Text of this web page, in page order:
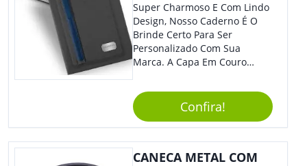
Super Charmoso E Com Lindo
Design, Nosso Caderno É O
Brinde Certo Para Ser
Personalizado Com Sua
Marca. A Capa Em Couro
Elástico Permite Maior
Segurança Ao Carregá-Lo.
Ofereça A Seus Clientes E
Colaboradores, Sem Dúvidas
Eles Irão Adorar.
Confira!
CANECA METAL COM